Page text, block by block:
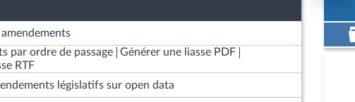
par ordre de passage
Générer une liasse PDF
RTF
législatifs sur open data